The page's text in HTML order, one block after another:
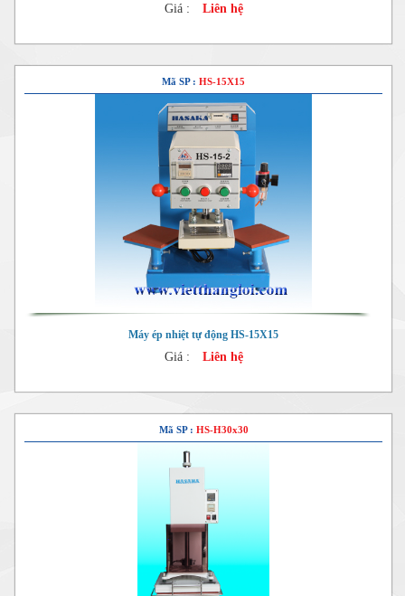
Giá : Liên hệ
Mã SP : HS-15X15
Máy ép nhiệt tự động HS-15X15
Giá : Liên hệ
Mã SP : HS-H30x30